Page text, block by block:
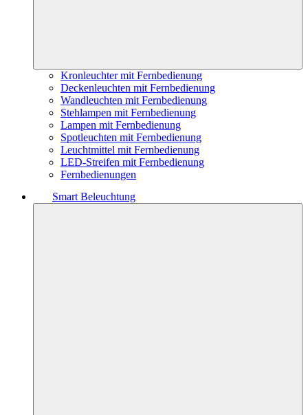
Kronleuchter mit Fernbedienung
Deckenleuchten mit Fernbedienung
Wandleuchten mit Fernbedienung
Stehlampen mit Fernbedienung
Lampen mit Fernbedienung
Spotleuchten mit Fernbedienung
Leuchtmittel mit Fernbedienung
LED-Streifen mit Fernbedienung
Fernbedienungen
Smart Beleuchtung